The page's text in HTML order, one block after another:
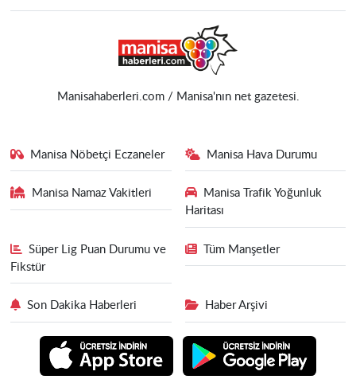
Manisahaberleri.com / Manisa'nın net gazetesi.
Manisa Nöbetçi Eczaneler Manisa Hava Durumu
Manisa Namaz Vakitleri
Manisa Trafik Yoğunluk
Haritası
Süper Lig Puan Durumu ve
Fikstür
Tüm Manşetler
Son Dakika Haberleri Haber Arşivi